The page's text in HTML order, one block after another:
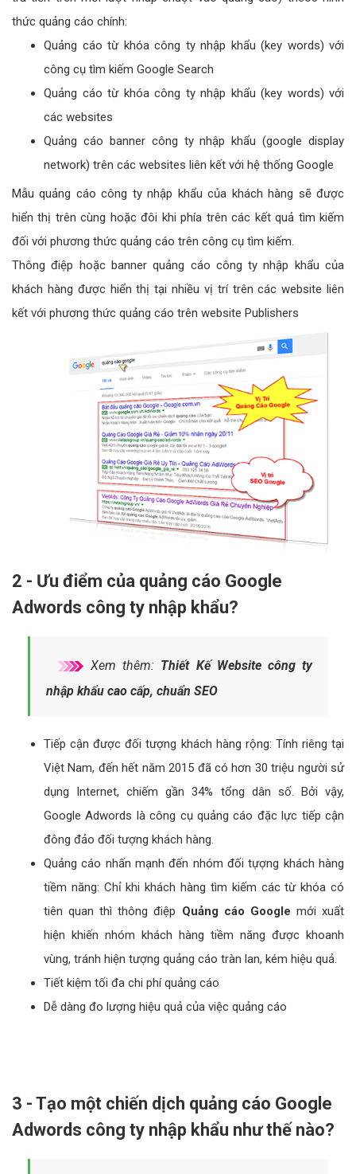
thức quảng cáo chính:
Quảng cáo từ khóa công ty nhập khẩu (key words) với
công cụ tìm kiếm Google Search
Quảng cáo từ khóa công ty nhập khẩu (key words) với
các websites
Quảng cáo banner công ty nhập khẩu (google display
network) trên các websites liên kết với hệ thống Google
Mẫu quảng cáo công ty nhập khẩu của khách hàng sẽ được
hiển thị trên cùng hoặc đôi khi phía trên các kết quả tìm kiếm
đối với phương thức quảng cáo trên công cụ tìm kiếm.
Thông điệp hoặc banner quảng cáo công ty nhập khẩu của
khách hàng được hiển thị tại nhiều vị trí trên các website liên
kết với phương thức quảng cáo trên website Publishers
2 - Ưu điểm của quảng cáo Google
Adwords công ty nhập khẩu?
Xem thêm: Thiết Kế Website công ty
nhập khẩu cao cấp, chuẩn SEO
Tiếp cận được đối tượng khách hàng rộng: Tính riêng tại
Việt Nam, đến hết năm 2015 đã có hơn 30 triệu người sử
dụng Internet, chiếm gần 34% tổng dân số. Bởi vậy,
Google Adwords là công cụ quảng cáo đặc lực tiếp cận
đông đảo đối tượng khách hàng.
Quảng cáo nhấn mạnh đến nhóm đối tựợng khách hàng
tiềm năng: Chỉ khi khách hàng tìm kiếm các từ khóa có
tiên quan thì thông điệp Quảng cáo Google mới xuất
hiện khiến nhóm khách hàng tiềm năng được khoanh
vùng, tránh hiện tượng quảng cáo tràn lan, kém hiệu quả.
Tiết kiệm tối đa chi phí quảng cáo
Dễ dàng đo lượng hiệu quả của việc quảng cáo